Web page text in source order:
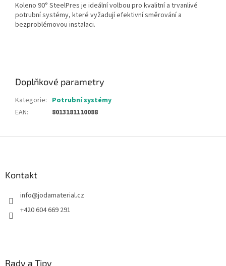
Koleno 90° SteelPres je ideální volbou pro kvalitní a trvanlivé
potrubní systémy, které vyžadují efektivní směrování a
bezproblémovou instalaci.
Doplňkové parametry
Kategorie: Potrubní systémy
EAN: 8013181110088
Kontakt
info@jodamaterial.cz
+420 604 669 291
Rady a Tipy